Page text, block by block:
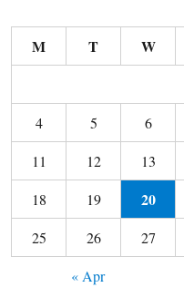
M T W
4
5 6
11
12 13
18
19 20
25
26 27
« Apr